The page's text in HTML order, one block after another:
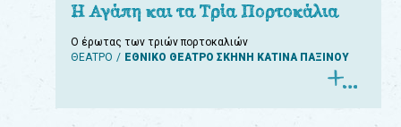
Η Αγάπη και τα Τρία Πορτοκάλια
Ο έρωτας των τριών πορτοκαλιών
ΘΕΑΤΡΟ
ΕΘΝΙΚΟ ΘΕΑΤΡΟ ΣΚΗΝΗ ΚΑΤΙΝΑ ΠΑΞΙΝΟΥ